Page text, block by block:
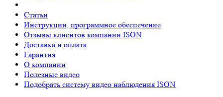
Статьи
Инструкции, программное обеспечение
Отзывы клиентов компании ISON
Доставка и оплата
Гарантия
О компании
Полезные видео
Подобрать систему видео наблюдения ISON